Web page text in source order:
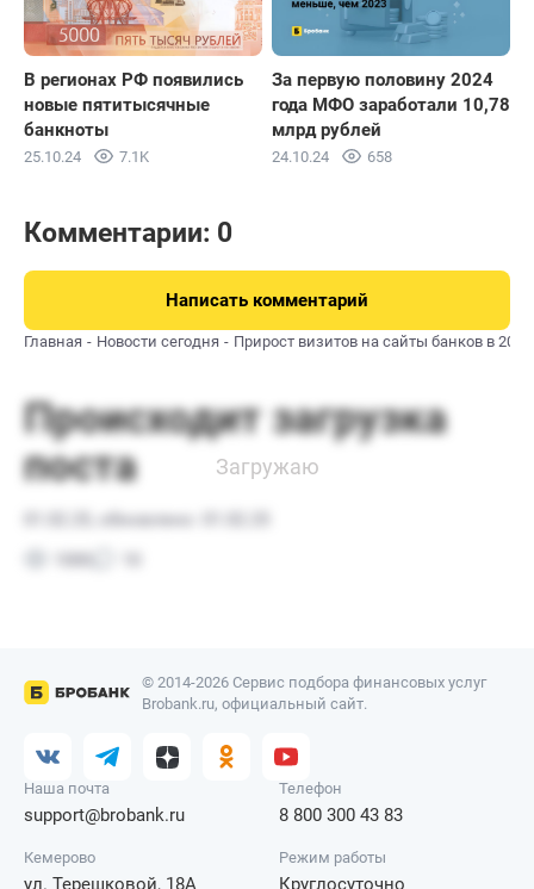
В регионах РФ появились
новые пятитысячные
банкноты
25.10.24 7.1K
За первую половину 2024
года МФО заработали 10,78
млрд рублей
24.10.24 658
Комментарии: 0
Написать комментарий
Главная Новости сегодня Прирост визитов на сайты банков в 2024
© 2014-2026 Сервис подбора финансовых услуг
Brobank.ru, официальный сайт.
Наша почта
support@brobank.ru
Телефон
8 800 300 43 83
Кемерово Режим работы